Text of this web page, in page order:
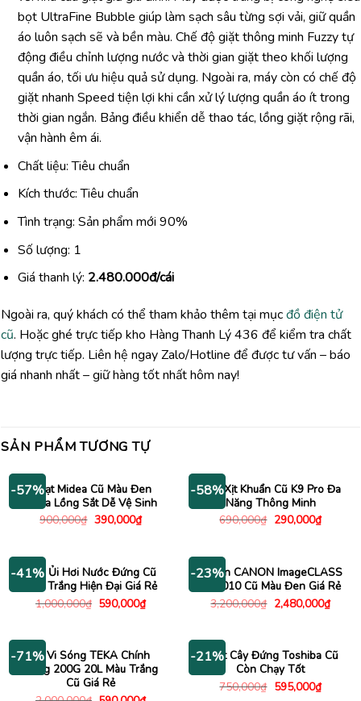
bọt UltraFine Bubble giúp làm sạch sâu từng sợi vải, giữ quần
áo luôn sạch sẽ và bền màu. Chế độ giặt thông minh Fuzzy tự
động điều chỉnh lượng nước và thời gian giặt theo khối lượng
quần áo, tối ưu hiệu quả sử dụng. Ngoài ra, máy còn có chế độ
giặt nhanh Speed tiện lợi khi cần xử lý lượng quần áo ít trong
thời gian ngắn. Bảng điều khiển dễ thao tác, lồng giặt rộng rãi,
vận hành êm ái.
Chất liệu: Tiêu chuẩn
Kích thước: Tiêu chuẩn
Tình trạng: Sản phẩm mới 90%
Số lượng: 1
Giá thanh lý: 2.480.000đ/cái
Ngoài ra, quý khách có thể tham khảo thêm tại mụcđồ điện tử
cũ. Hoặc ghé trực tiếp kho Hàng Thanh Lý 436 để kiểm tra chất
lượng trực tiếp. Liên hệ ngay Zalo/Hotline để được tư vấn – báo
giá nhanh nhất – giữ hàng tốt nhất hôm nay!
SẢN PHẨM TƯƠNG TỰ
-57%Quạt Midea Cũ Màu Đen
Nhựa Lồng Sắt Dễ Vệ Sinh
900,000₫ Giá
390,000₫Giá
hiện
390,000₫.
-58%
Máy Xịt Khuẩn Cũ K9 Pro Đa
Năng Thông Minh
690,000₫ Giá
290,000₫Giá
hiện
-41%
Bàn Ủi Hơi Nước Đứng Cũ
Màu Trắng Hiện Đại Giá Rẻ
1,000,000₫ Giá
590,000₫Giá
hiện
590,000₫.
-23%
Máy In CANON ImageCLASS
MF3010 Cũ Màu Đen Giá Rẻ
3,200,000₫ Giá
gốc
2,480,000₫Giá
hiện
-71%Lò Vi Sóng TEKA Chính
Hãng 200G 20L Màu Trắng
Cũ Giá Rẻ
-21%
Quạt Cây Đứng Toshiba Cũ
Còn Chạy Tốt
750,000₫ Giá
595,000₫Giá
hiện